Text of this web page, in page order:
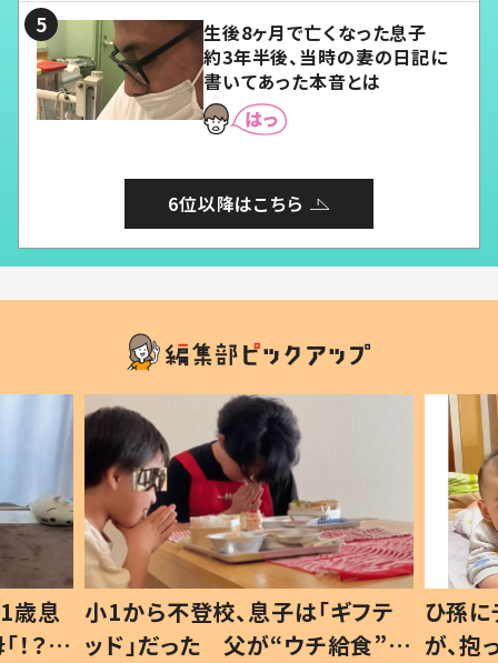
生後8ヶ月で亡くなった息子
約3年半後、当時の妻の日記に
書いてあった本音とは
6位以降はこちら
歳息
？」
小1から不登校、息子は「ギフテ
ッド」だった 父が“ウチ給食”を
ひ孫
が、